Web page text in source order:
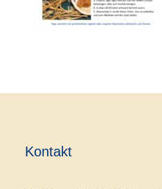
Kontakt